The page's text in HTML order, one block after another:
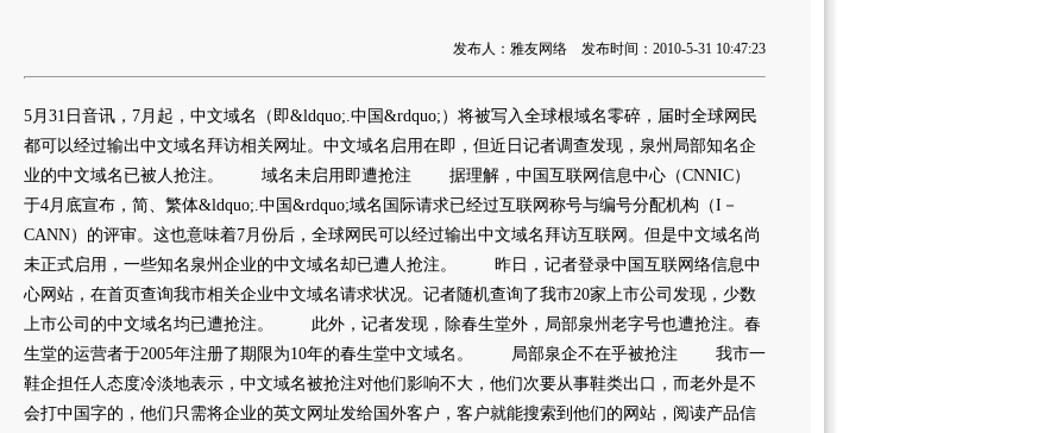
发布人：雅友网络 发布时间：2010-5-31 10:47:23
5月31日音讯，7月起，中文域名（即&ldquo;.中国&rdquo;）将被写入全球根域名零碎，届时全球网民
都可以经过输出中文域名拜访相关网址。中文域名启用在即，但近日记者调查发现，泉州局部知名企
业的中文域名已被人抢注。 域名未启用即遭抢注 据理解，中国互联网信息中心（CNNIC）
于4月底宣布，简、繁体&ldquo;.中国&rdquo;域名国际请求已经过互联网称号与编号分配机构（I－
CANN）的评审。这也意味着7月份后，全球网民可以经过输出中文域名拜访互联网。但是中文域名尚
未正式启用，一些知名泉州企业的中文域名却已遭人抢注。 昨日，记者登录中国互联网络信息中
心网站，在首页查询我市相关企业中文域名请求状况。记者随机查询了我市20家上市公司发现，少数
上市公司的中文域名均已遭抢注。 此外，记者发现，除春生堂外，局部泉州老字号也遭抢注。春
生堂的运营者于2005年注册了期限为10年的春生堂中文域名。 局部泉企不在乎被抢注 我市一
鞋企担任人态度冷淡地表示，中文域名被抢注对他们影响不大，他们次要从事鞋类出口，而老外是不
会打中国字的，他们只需将企业的英文网址发给国外客户，客户就能搜索到他们的网站，阅读产品信